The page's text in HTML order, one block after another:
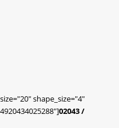
shape_size="4"
02043 /